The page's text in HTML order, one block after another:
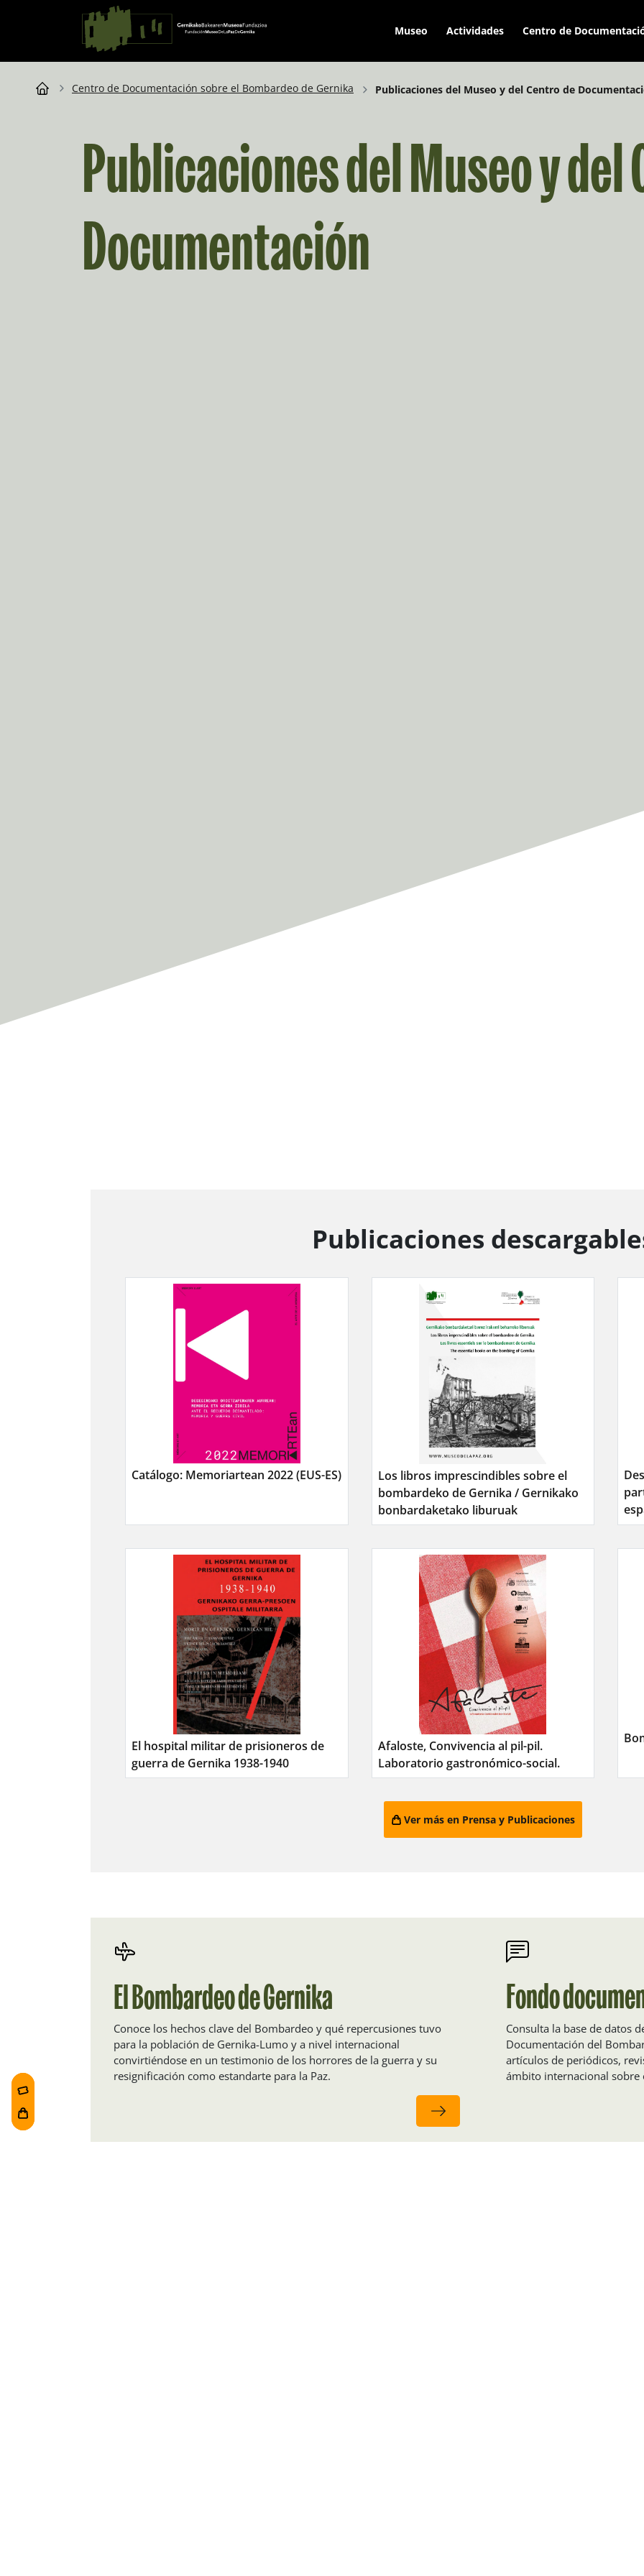
Saltar al contingut
Navegación principal
Museo Actividades Centro de
Breadcrumb
Centro de Documentación sobre el Bombardeo de Gernika Publicaciones del Museo y del Centro de
Publicaciones del Museo y del
Documentación
Publicaciones
Catálogo: Memoriartean 2022 (EUS-ES)
Los libros imprescindibles sobre el
bombardeko de Gernika / Gernikako
bonbardaketako liburuak
El hospital militar de prisioneros de
guerra de Gernika 1938-1940
Afaloste, Convivencia al pil-pil.
Laboratorio gastronómico-social.
Ver más en Prensa y Publicaciones
El Bombardeo de Gernika
Conoce los hechos clave del Bombardeo y qué repercusiones tuvo
para la población de Gernika-Lumo y a nivel internacional
convirtiéndose en un testimonio de los horrores de la guerra y su
resignificación como estandarte para la Paz.
Fondo
Consulta la base de datos
Documentación del
artículos de periódicos,
ámbito internacional sobre